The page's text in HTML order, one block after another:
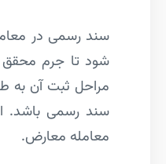
شود تا جرم محقق
مراحل ثبت آن به
سند رسمی باشد.
معامله معارض.